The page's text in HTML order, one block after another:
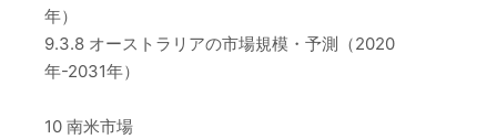
年）
9.3.8 オーストラリアの市場規模・予測（2020
年-2031年）
10 南米市場